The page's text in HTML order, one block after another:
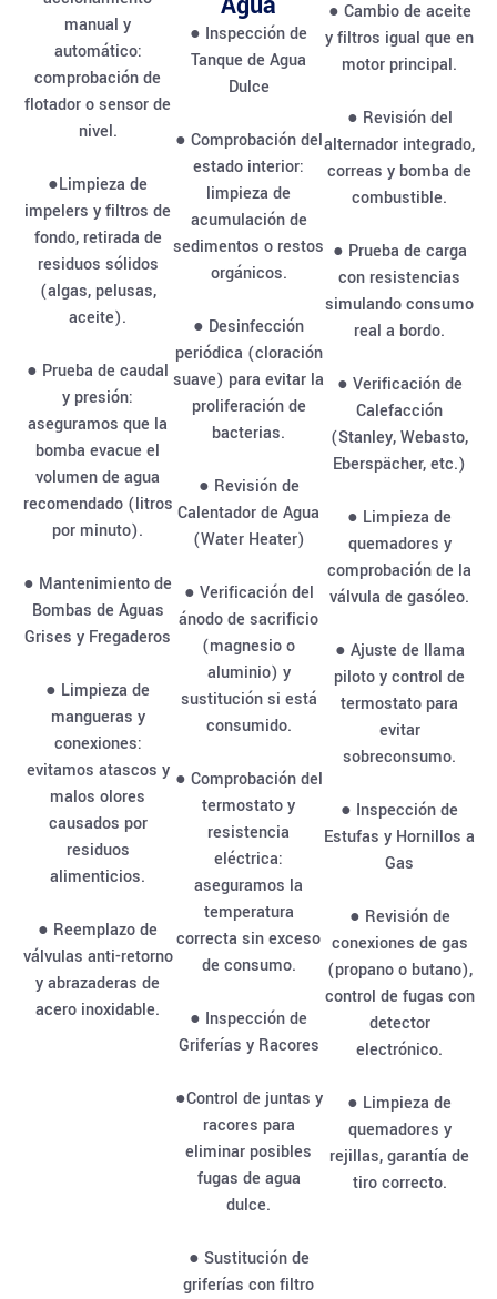
manual y
automático:
comprobación de
flotador o sensor de
nivel.
●Limpieza de
impelers y filtros de
fondo, retirada de
residuos sólidos
(algas, pelusas,
aceite).
● Prueba de caudal
y presión:
aseguramos que la
bomba evacue el
volumen de agua
recomendado (litros
por minuto).
● Mantenimiento de
Bombas de Aguas
Grises y Fregaderos
● Limpieza de
mangueras y
conexiones:
evitamos atascos y
malos olores
causados por
residuos
alimenticios.
● Reemplazo de
válvulas anti-retorno
y abrazaderas de
acero inoxidable.
● Inspección de
Tanque de Agua
Dulce
● Comprobación del
estado interior:
limpieza de
acumulación de
sedimentos o restos
orgánicos.
● Desinfección
periódica (cloración
suave) para evitar la
proliferación de
bacterias.
● Revisión de
Calentador de Agua
(Water Heater)
● Verificación del
ánodo de sacrificio
(magnesio o
aluminio) y
sustitución si está
consumido.
● Comprobación del
termostato y
resistencia
eléctrica:
aseguramos la
temperatura
correcta sin exceso
de consumo.
● Inspección de
Griferías y Racores
●Control de juntas y
racores para
eliminar posibles
fugas de agua
dulce.
● Sustitución de
griferías con filtro
● Cambio de aceite
y filtros igual que en
motor principal.
● Revisión del
alternador integrado,
correas y bomba de
combustible.
● Prueba de carga
con resistencias
simulando consumo
real a bordo.
● Verificación de
Calefacción
(Stanley, Webasto,
Eberspächer, etc.)
● Limpieza de
quemadores y
comprobación de la
válvula de gasóleo.
● Ajuste de llama
piloto y control de
termostato para
evitar
sobreconsumo.
● Inspección de
Estufas y Hornillos a
Gas
● Revisión de
conexiones de gas
(propano o butano),
control de fugas con
detector
electrónico.
● Limpieza de
quemadores y
rejillas, garantía de
tiro correcto.